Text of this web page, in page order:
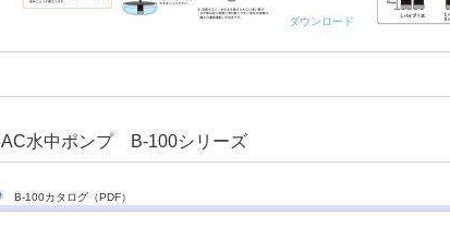
ダウンロード
AC水中ポンプ B-100シリーズ
B-100カタログ（PDF）